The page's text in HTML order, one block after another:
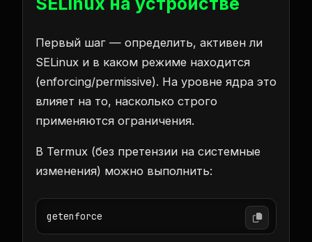
Первый шаг — определить, активен ли
SELinux и в каком режиме находится
(enforcing/permissive). На уровне ядра это
влияет на то, насколько строго
применяются ограничения.
В Termux (без претензии на системные
изменения) можно выполнить:
getenforce